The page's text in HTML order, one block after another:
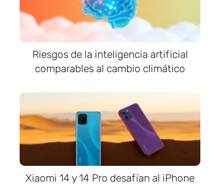
Riesgos de la inteligencia artificial
comparables al cambio climático
Xiaomi 14 y 14 Pro desafían al iPhone